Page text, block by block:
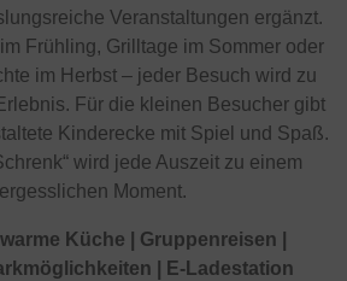
Veranstaltungen ergänzt.
Frühling, Grilltage im Sommer oder
im Herbst – jeder Besuch wird zu
Für die kleinen Besucher gibt
Kinderecke mit Spiel und Spaß.
wird jede Auszeit zu einem
Moment.
Küche | Gruppenreisen |
| E-Ladestation